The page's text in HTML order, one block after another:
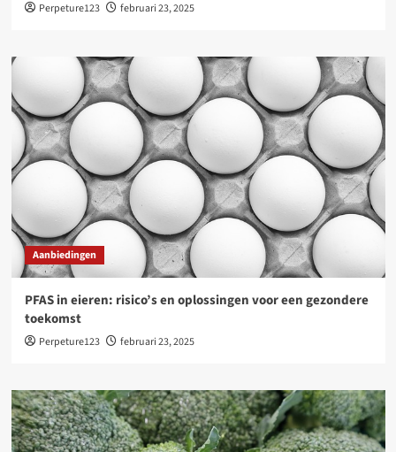
Perpeture123 februari 23, 2025
Aanbiedingen
PFAS in eieren: risico’s en oplossingen voor een gezondere
toekomst
Perpeture123 februari 23, 2025